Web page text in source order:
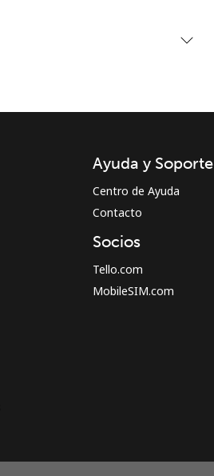
REGÍSTRATE →
Ayuda y Soporte
Centro de Ayuda
Contacto
Socios
Tello.com
MobileSIM.com